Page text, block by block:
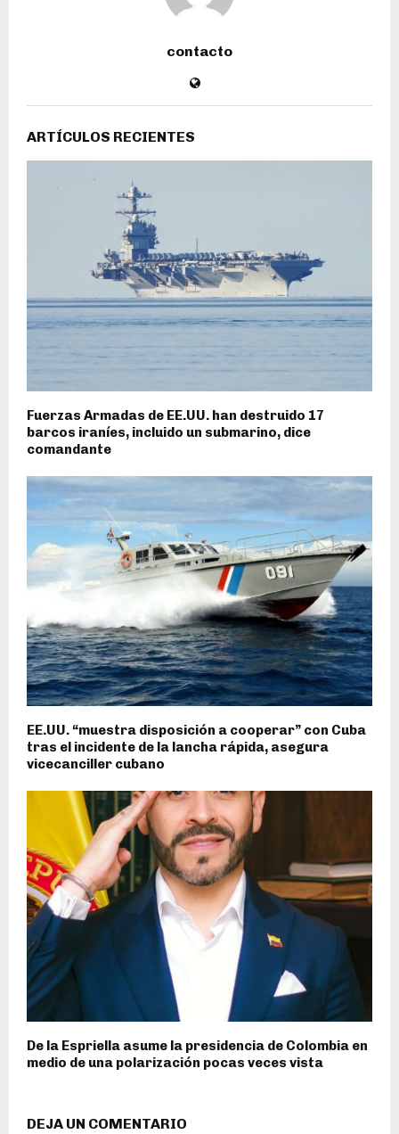
contacto
ARTÍCULOS RECIENTES
Fuerzas Armadas de EE.UU. han destruido 17
barcos iraníes, incluido un submarino, dice
comandante
EE.UU. “muestra disposición a cooperar” con Cuba
tras el incidente de la lancha rápida, asegura
vicecanciller cubano
De la Espriella asume la presidencia de Colombia en
medio de una polarización pocas veces vista
DEJA UN COMENTARIO